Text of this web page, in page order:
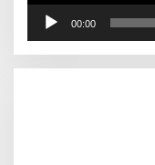
00:00